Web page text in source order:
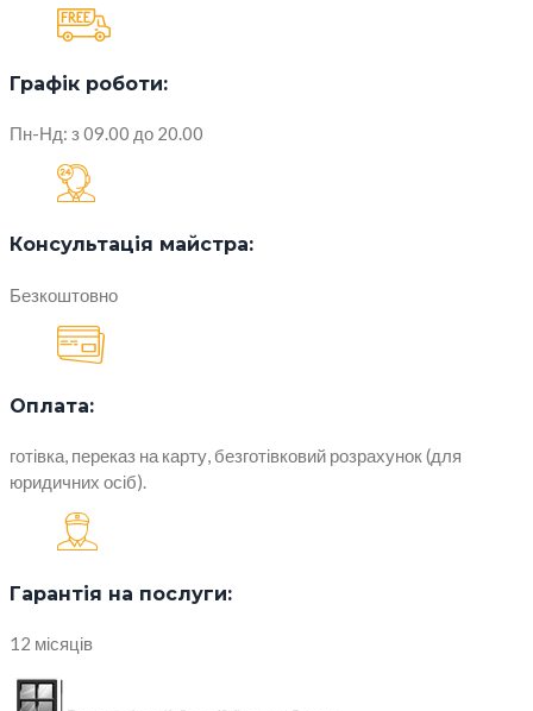
Графік роботи:
Пн-Нд: з 09.00 до 20.00
Консультація майстра:
Безкоштовно
Оплата:
готівка, переказ на карту, безготівковий розрахунок (для
юридичних осіб).
Гарантія на послуги:
12 місяців